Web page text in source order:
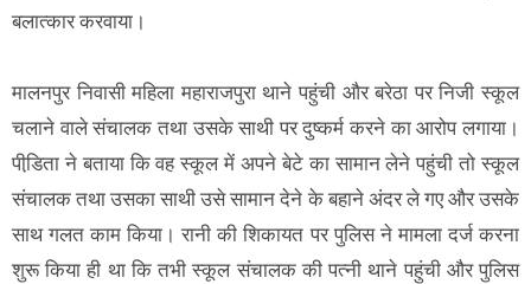
बलात्कार करवाया।
मालनपुर निवासी महिला महाराजपुरा थाने पहुंची और बरेठा पर निजी स्कूल
चलाने वाले संचालक तथा उसके साथी पर दुष्कर्म करने का आरोप लगाया।
पीडि़ता ने बताया कि वह स्कूल में अपने बेटे का सामान लेने पहुंची तो स्कूल
संचालक तथा उसका साथी उसे सामान देने के बहाने अंदर ले गए और उसके
साथ गलत काम किया। रानी की शिकायत पर पुलिस ने मामला दर्ज करना
शुरू किया ही था कि तभी स्कूल संचालक की पत्नी थाने पहुंची और पुलिस